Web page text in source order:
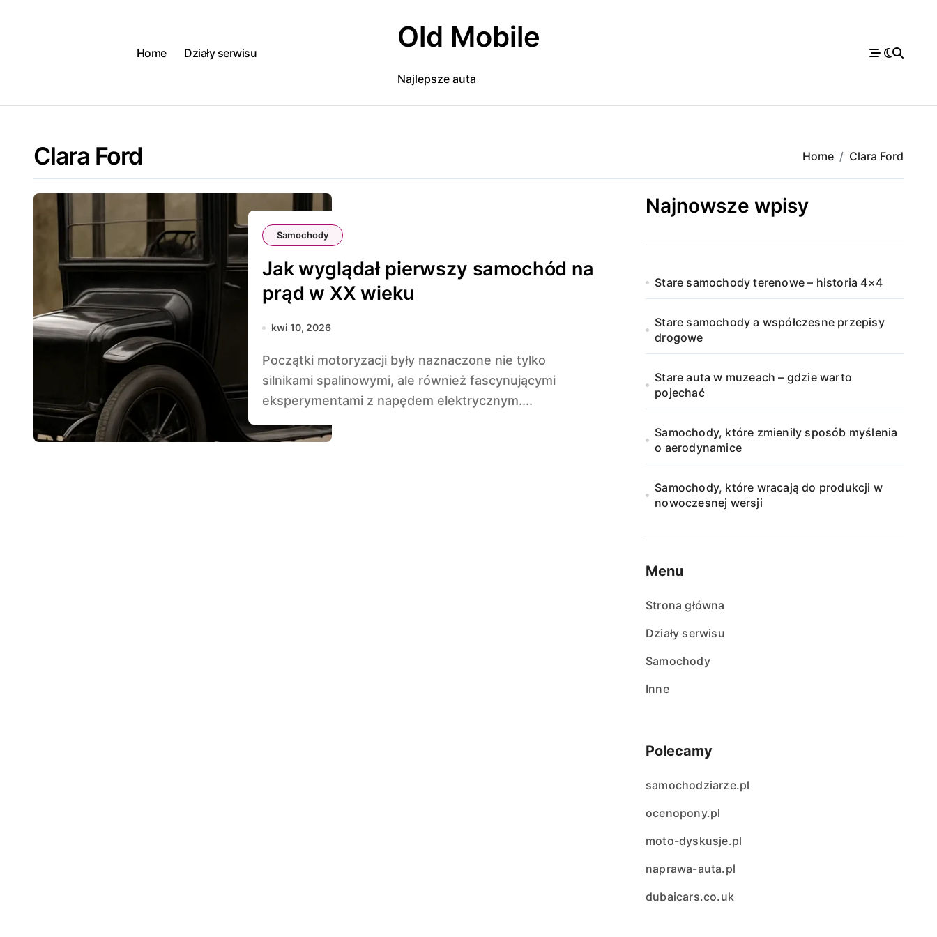
Home
Działy serwisu Old Mobile
Najlepsze auta
Clara Ford Home Clara Ford
Samochody
Jak wyglądał pierwszy samochód na
prąd w XX wieku
kwi 10, 2026
Początki motoryzacji były naznaczone nie tylko
silnikami spalinowymi, ale również fascynującymi
eksperymentami z napędem elektrycznym....
Najnowsze wpisy
Stare samochody terenowe – historia 4×4
Stare samochody a współczesne przepisy
drogowe
Stare auta w muzeach – gdzie warto
pojechać
Samochody, które zmieniły sposób myślenia
o aerodynamice
Samochody, które wracają do produkcji w
nowoczesnej wersji
Menu
Strona główna
Działy serwisu
Samochody
Inne
Polecamy
samochodziarze.pl
ocenopony.pl
moto-dyskusje.pl
naprawa-auta.pl
dubaicars.co.uk